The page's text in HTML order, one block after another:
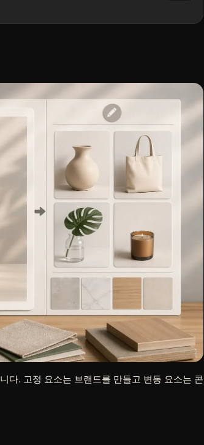
다. 고정 요소는 브랜드를 만들고 변동 요소는 콘